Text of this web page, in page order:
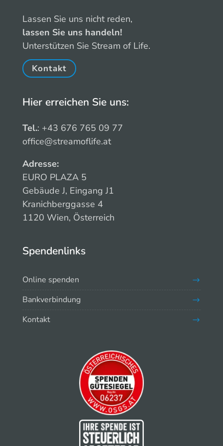
Lassen Sie uns nicht reden,
lassen Sie uns handeln!
Unterstützen Sie Stream of Life.
Kontakt
Hier erreichen Sie uns:
Tel.: +43 676 765 09 77
office@streamoflife.at
Adresse:
EURO PLAZA 5
Gebäude J, Eingang J1
Kranichberggasse 4
1120 Wien, Österreich
Spendenlinks
Online spenden
Bankverbindung
Kontakt